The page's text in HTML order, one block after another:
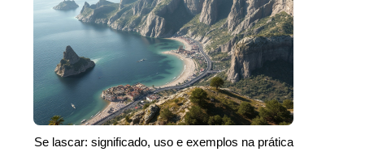
Se lascar: significado, uso e exemplos na prática